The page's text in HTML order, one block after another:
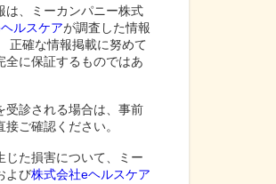
は、ミーカンパニー株式
ルスケアが調査した情報
正確な情報掲載に努めて
全に保証するものではあ
受診される場合は、事前
ご確認ください。
じた損害について、ミー
よび株式会社eヘルスケア